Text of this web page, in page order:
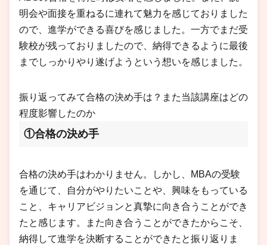
明会や面接を重ねるに連れて魅力を感じておりました
ので、進学ができる喜びを感じました。一方でまだ受
験校が残っておりましたので、納得できるように最後
までしっかりやり遂げようという想いを感じました。
振り返ってみて合格の決め手は？また当該講座はどの
程度影響したのか
①合格の決め手
合格の決め手はわかりません。しかし、MBAの受験
を通じて、自分がやりたいことや、興味をもっている
こと、キャリアビジョンと真摯に向き合うことができ
たと感じます。また向き合うことができたからこそ、
納得して進学を決断することができたと振り返りま